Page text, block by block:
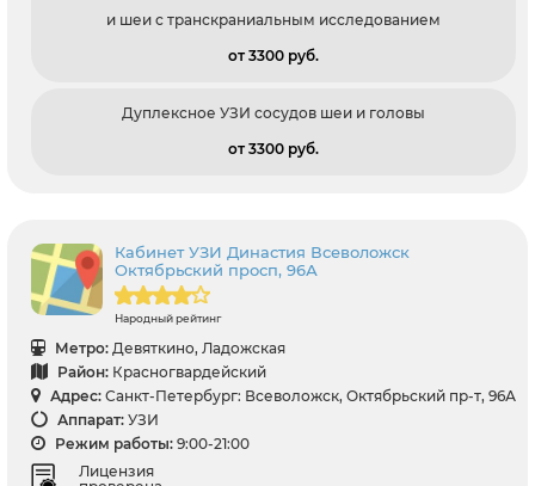
и шеи с транскраниальным исследованием
от 3300 pуб.
Дуплексное УЗИ сосудов шеи и головы
от 3300 pуб.
Кабинет УЗИ Династия Всеволожск
Октябрьский просп, 96А
Народный рейтинг
Метро: Девяткино, Ладожская
Район: Красногвардейский
Адрес: Санкт-Петербург: Всеволожск, Октябрьский пр-т, 96А
Аппарат: УЗИ
Режим работы: 9:00-21:00
Лицензия